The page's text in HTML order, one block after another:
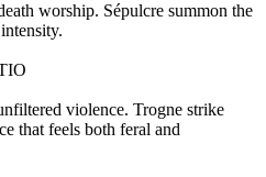
worship. Sépulcre summon the
violence. Trogne strike
that feels both feral and